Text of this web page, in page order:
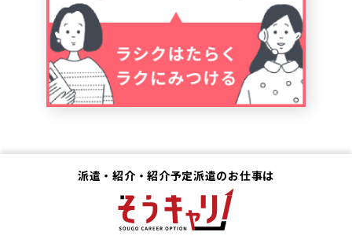
派遣・紹介・紹介予定派遣のお仕事は